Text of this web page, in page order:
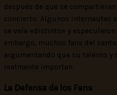
después de que se
concierto. Algunos internautas
se veía «distinto» y
embargo, muchos fans del
argumentando que su talento y
realmente importan.
La Defensa de los Fans